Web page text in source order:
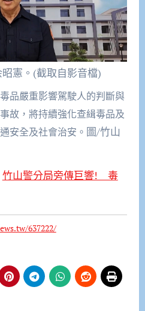
憲。(截取自影音檔)
品嚴重影響駕駛人的判斷與
故，將持續強化查緝毒品及
安全及社會治安。 圖/竹山
竹山警分局旁傳巨響! 毒
637222/